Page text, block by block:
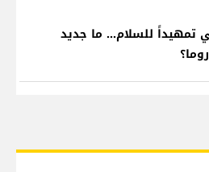
تمهيداً للسلام... ما جديد